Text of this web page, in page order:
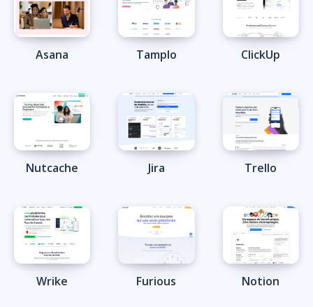
Asana Tamplo ClickUp
Nutcache Jira Trello
Wrike Furious Notion